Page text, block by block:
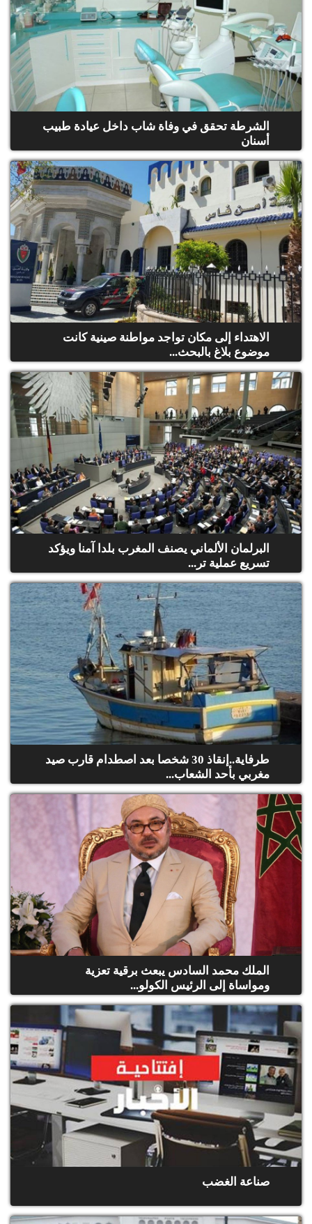
الشرطة تحقق في وفاة شاب داخل عيادة طبيب
أسنان
الاهتداء إلى مكان تواجد مواطنة صينية كانت
موضوع بلاغ بالبحث...
البرلمان الألماني يصنف المغرب بلدا آمنا ويؤكد
تسريع عملية تر...
طرفاية..إنقاذ 30 شخصا بعد اصطدام قارب صيد
مغربي بأحد الشعاب...
الملك محمد السادس يبعث برقية تعزية
ومواساة إلى الرئيس الكولو...
صناعة الغضب